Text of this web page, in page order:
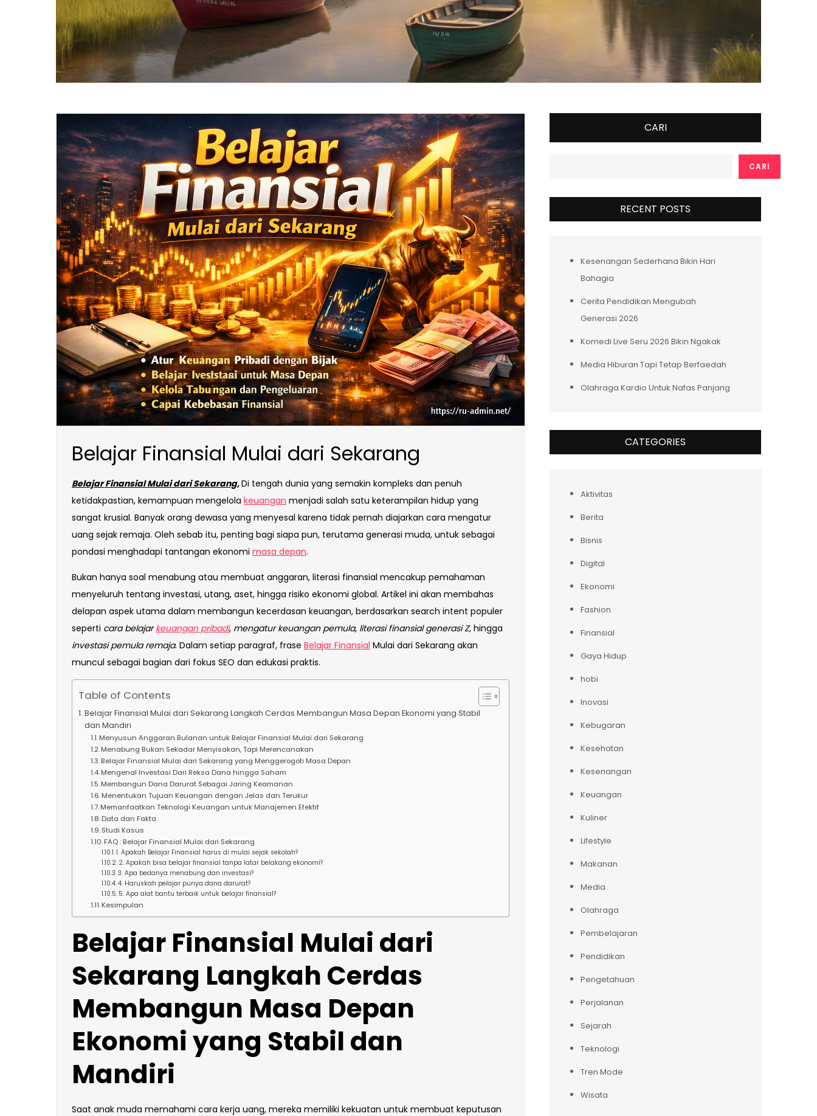
Belajar Finansial Mulai dari Sekarang
Belajar Finansial Mulai dari Sekarang,Di tengah dunia yang semakin kompleks dan penuh
ketidakpastian, kemampuan mengelola keuangan menjadi salah satu keterampilan hidup yang
sangat krusial. Banyak orang dewasa yang menyesal karena tidak pernah diajarkan cara mengatur
uang sejak remaja. Oleh sebab itu, penting bagi siapa pun, terutama generasi muda, untuk sebagai
pondasi menghadapi tantangan ekonomi masa depan.
Bukan hanya soal menabung atau membuat anggaran, literasi finansial mencakup pemahaman
menyeluruh tentang investasi, utang, aset, hingga risiko ekonomi global. Artikel ini akan membahas
delapan aspek utama dalam membangun kecerdasan keuangan, berdasarkan search intent populer
seperti cara belajarkeuangan pribadi, mengatur keuangan pemula, literasi finansial generasi Z, hingga
investasi pemula remaja. Dalam setiap paragraf, frase Belajar Finansial Mulai dari Sekarang akan
muncul sebagai bagian dari fokus SEO dan edukasi praktis.
Table of Contents
Belajar Finansial Mulai dari Sekarang Langkah Cerdas Membangun Masa Depan Ekonomi yang Stabil
dan Mandiri
Menyusun Anggaran Bulanan untuk Belajar Finansial Mulai dari Sekarang
Menabung Bukan Sekadar Menyisakan, Tapi Merencanakan
Belajar Finansial Mulai dari Sekarang yang Menggerogoti Masa Depan
Mengenal Investasi Dari Reksa Dana hingga Saham
Membangun Dana Darurat Sebagai Jaring Keamanan
Menentukan Tujuan Keuangan dengan Jelas dan Terukur
Memanfaatkan Teknologi Keuangan untuk Manajemen Efektif
Data dan Fakta
Studi Kasus
FAQ : Belajar Finansial Mulai dari Sekarang
1. Apakah Belajar Finansial harus di mulai sejak sekolah?
2. Apakah bisa belajar finansial tanpa latar belakang ekonomi?
3. Apa bedanya menabung dan investasi?
4. Haruskah pelajar punya dana darurat?
5. Apa alat bantu terbaik untuk belajar finansial?
Kesimpulan
Belajar Finansial Mulai dari
Sekarang Langkah Cerdas
Membangun Masa Depan
Ekonomi yang Stabil dan
Mandiri
Saat anak muda memahami cara kerja uang, mereka memiliki kekuatan untuk membuat keputusan
CARI
CARI
RECENT POSTS
Kesenangan Sederhana Bikin Hari
Bahagia
Cerita Pendidikan Mengubah
Generasi 2026
Komedi Live Seru 2026 Bikin Ngakak
Media Hiburan Tapi Tetap Berfaedah
Olahraga Kardio Untuk Nafas Panjang
CATEGORIES
Aktivitas
Berita
Bisnis
Digital
Ekonomi
Fashion
Finansial
Gaya Hidup
hobi
Inovasi
Kebugaran
Kesehatan
Kesenangan
Keuangan
Kuliner
Lifestyle
Makanan
Media
Olahraga
Pembelajaran
Pendidikan
Pengetahuan
Perjalanan
Sejarah
Teknologi
Tren Mode
Wisata